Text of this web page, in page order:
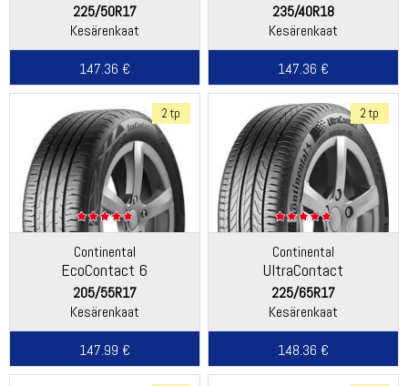
225/50R17
Kesärenkaat
147.36 €
235/40R18
Kesärenkaat
147.36 €
2 tp
Continental
EcoContact 6
205/55R17
Kesärenkaat
147.99 €
2 tp
Continental
UltraContact
225/65R17
Kesärenkaat
148.36 €